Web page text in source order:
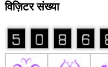
विज़िटर संख्या